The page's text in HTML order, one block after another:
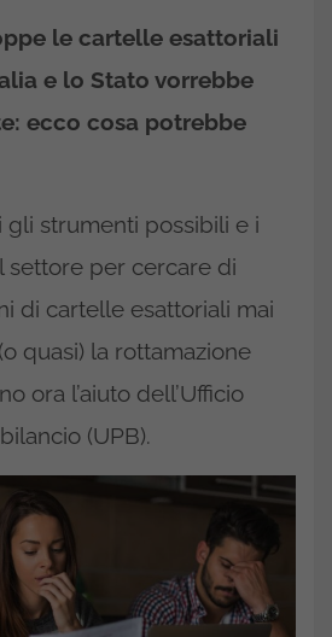
le cartelle esattoriali
e lo Stato vorrebbe
ecco cosa potrebbe
gli strumenti possibili e i
settore per cercare di
di cartelle esattoriali mai
quasi) la rottamazione
ora l’aiuto dell’Ufficio
(UPB).